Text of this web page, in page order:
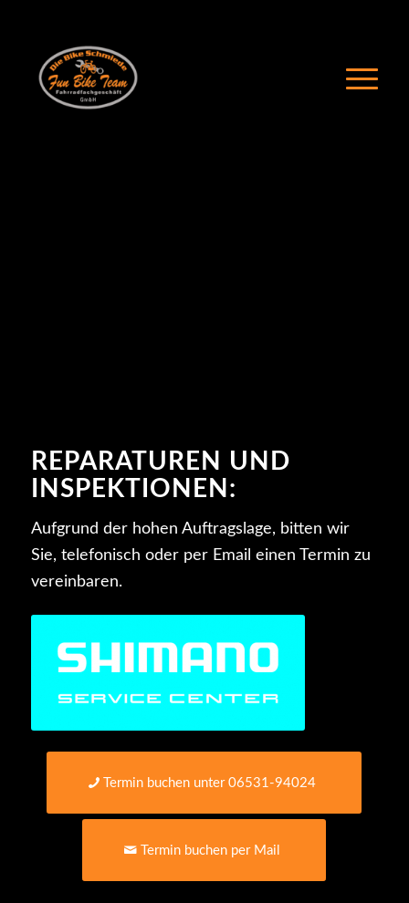
REPARATUREN UND
INSPEKTIONEN:
Aufgrund der hohen Auftragslage, bitten wir
Sie, telefonisch oder per Email einen Termin zu
vereinbaren.
Termin buchen unter 06531-94024
Termin buchen per Mail